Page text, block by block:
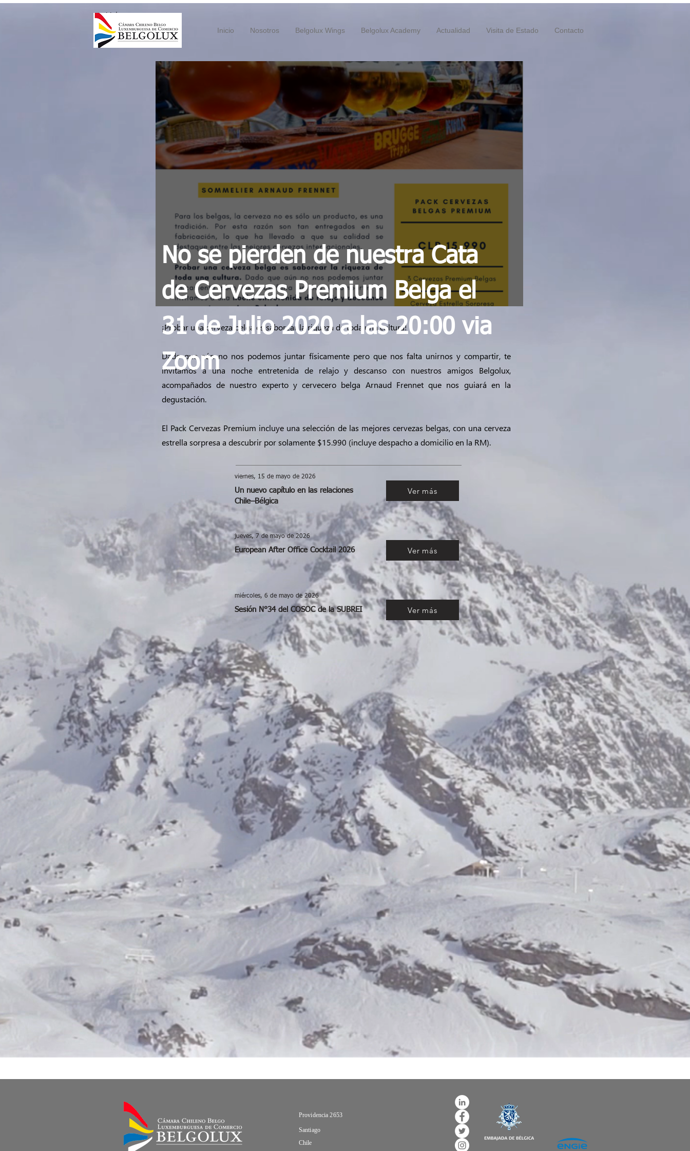
Inicio Nosotros Belgolux Wings Belgolux Academy Actualidad Visita de Estado Contacto
< Volver
¡Probar una cerveza belga es saborear la riqueza de toda una cultura!
Dado que aún no nos podemos juntar físicamente pero que nos falta unirnos y compartir, te
invitamos a una noche entretenida de relajo y descanso con nuestros amigos Belgolux,
acompañados de nuestro experto y cervecero belga Arnaud Frennet que nos guiará en la
degustación.
El Pack Cervezas Premium incluye una selección de las mejores cervezas belgas, con una cerveza
estrella sorpresa a descubrir por solamente $15.990 (incluye despacho a domicilio en la RM).
No se pierden de nuestra Cata
de Cervezas Premium Belga el
31 de Julio 2020 a las 20:00 via
Zoom
viernes, 15 de mayo de 2026
Un nuevo capítulo en las relaciones
Chile–Bélgica
Ver más
jueves, 7 de mayo de 2026
European After Office Cocktail 2026 Ver más
miércoles, 6 de mayo de 2026
Sesión N°34 del COSOC de la SUBREI Ver más
Providencia 2653
Santiago
Chile